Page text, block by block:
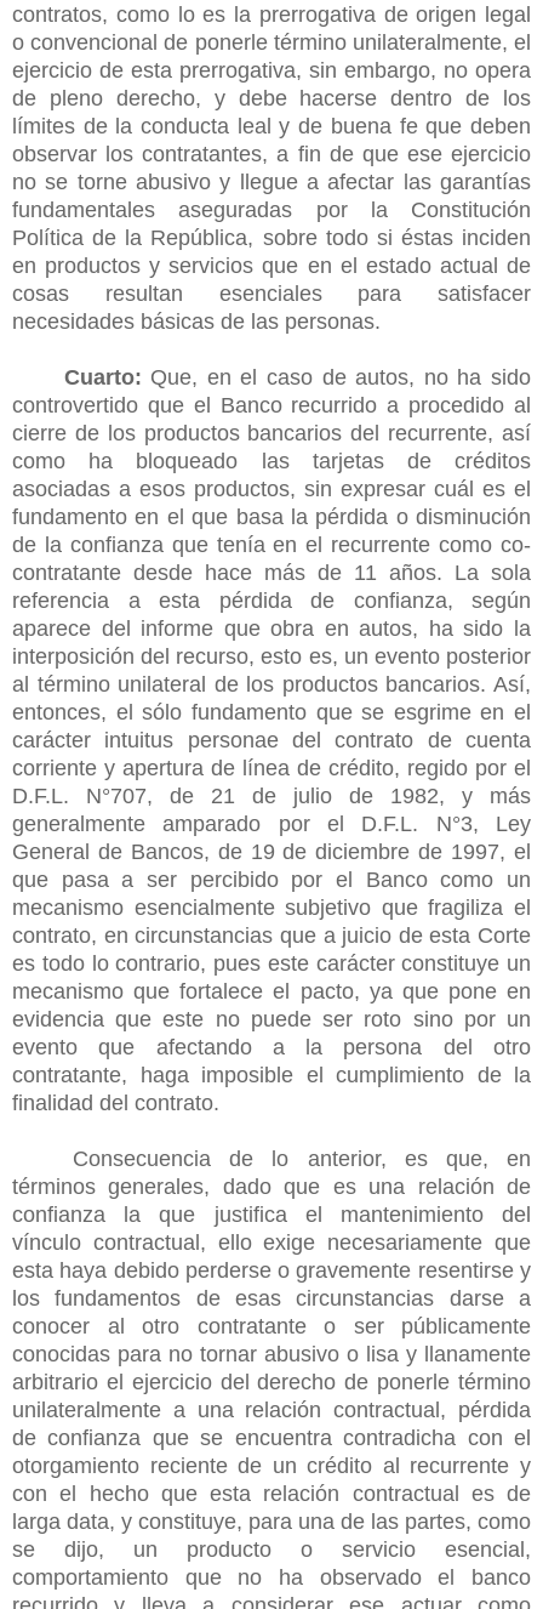
contratos, como lo es la prerrogativa de origen legal
o convencional de ponerle término unilateralmente, el
ejercicio de esta prerrogativa, sin embargo, no opera
de pleno derecho, y debe hacerse dentro de los
límites de la conducta leal y de buena fe que deben
observar los contratantes, a fin de que ese ejercicio
no se torne abusivo y llegue a afectar las garantías
fundamentales aseguradas por la Constitución
Política de la República, sobre todo si éstas inciden
en productos y servicios que en el estado actual de
cosas resultan esenciales para satisfacer
necesidades básicas de las personas.
Cuarto: Que, en el caso de autos, no ha sido
controvertido que el Banco recurrido a procedido al
cierre de los productos bancarios del recurrente, así
como ha bloqueado las tarjetas de créditos
asociadas a esos productos, sin expresar cuál es el
fundamento en el que basa la pérdida o disminución
de la confianza que tenía en el recurrente como co-
contratante desde hace más de 11 años. La sola
referencia a esta pérdida de confianza, según
aparece del informe que obra en autos, ha sido la
interposición del recurso, esto es, un evento posterior
al término unilateral de los productos bancarios. Así,
entonces, el sólo fundamento que se esgrime en el
carácter intuitus personae del contrato de cuenta
corriente y apertura de línea de crédito, regido por el
D.F.L. N°707, de 21 de julio de 1982, y más
generalmente amparado por el D.F.L. N°3, Ley
General de Bancos, de 19 de diciembre de 1997, el
que pasa a ser percibido por el Banco como un
mecanismo esencialmente subjetivo que fragiliza el
contrato, en circunstancias que a juicio de esta Corte
es todo lo contrario, pues este carácter constituye un
mecanismo que fortalece el pacto, ya que pone en
evidencia que este no puede ser roto sino por un
evento que afectando a la persona del otro
contratante, haga imposible el cumplimiento de la
finalidad del contrato.
Consecuencia de lo anterior, es que, en
términos generales, dado que es una relación de
confianza la que justifica el mantenimiento del
vínculo contractual, ello exige necesariamente que
esta haya debido perderse o gravemente resentirse y
los fundamentos de esas circunstancias darse a
conocer al otro contratante o ser públicamente
conocidas para no tornar abusivo o lisa y llanamente
arbitrario el ejercicio del derecho de ponerle término
unilateralmente a una relación contractual, pérdida
de confianza que se encuentra contradicha con el
otorgamiento reciente de un crédito al recurrente y
con el hecho que esta relación contractual es de
larga data, y constituye, para una de las partes, como
se dijo, un producto o servicio esencial,
comportamiento que no ha observado el banco